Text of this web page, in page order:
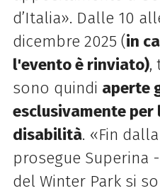
d’Italia». Dalle 10
dicembre 2025 (in
l'evento è rinviato),
sono quindi aperte
esclusivamente per
disabilità. «Fin
prosegue Superina
del Winter Park si